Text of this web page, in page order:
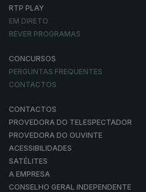
RTP PLAY
EM DIRETO
REVER PROGRAMAS
CONCURSOS
PERGUNTAS FREQUENTES
CONTACTOS
CONTACTOS
PROVEDORA DO TELESPECTADOR
PROVEDORA DO OUVINTE
ACESSIBILIDADES
SATÉLITES
A EMPRESA
CONSELHO GERAL INDEPENDENTE